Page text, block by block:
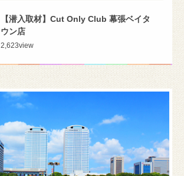
【潜入取材】Cut Only Club 幕張ベイタ
ウン店
2,623view